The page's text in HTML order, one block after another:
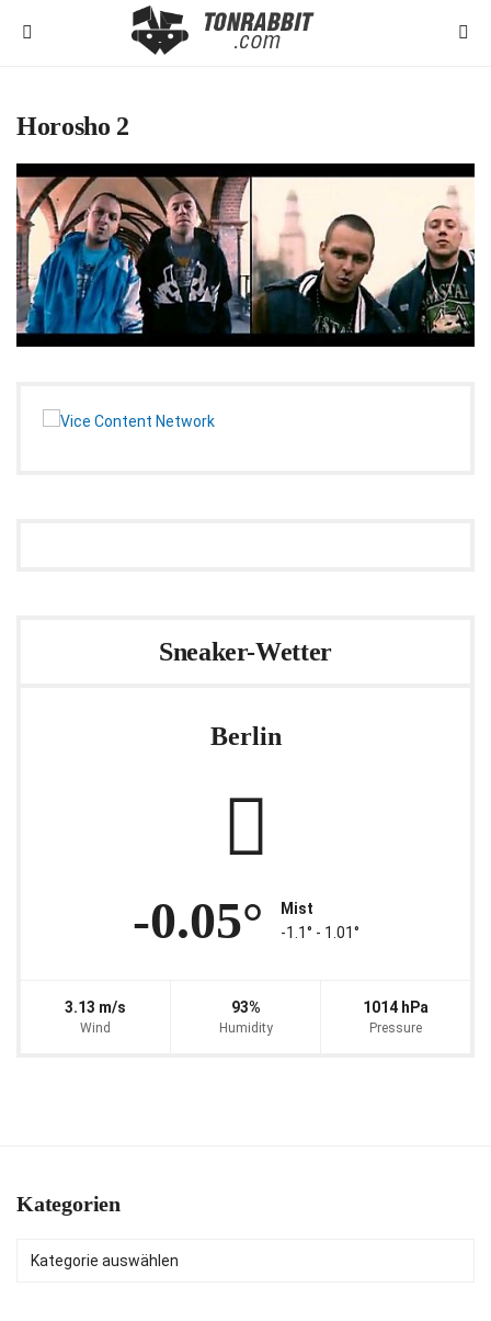
Horosho 2
Sneaker-Wetter
Berlin
-0.05°
Mist
-1.1° ‐ 1.01°
3.13 m/s
Wind
93%
Humidity
1014 hPa
Pressure
Kategorien
Kategorien